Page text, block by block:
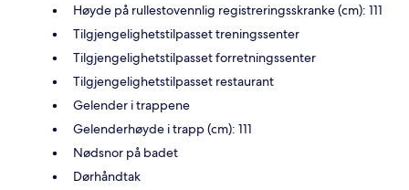
Høyde på rullestovennlig registreringsskranke (cm): 111
Tilgjengelighetstilpasset treningssenter
Tilgjengelighetstilpasset forretningssenter
Tilgjengelighetstilpasset restaurant
Gelender i trappene
Gelenderhøyde i trapp (cm): 111
Nødsnor på badet
Dørhåndtak